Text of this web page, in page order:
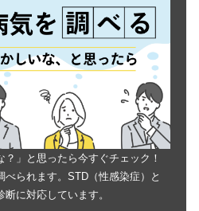
？」と思ったら今すぐチェック！
られます。STD（性感染症）と
に対応しています。